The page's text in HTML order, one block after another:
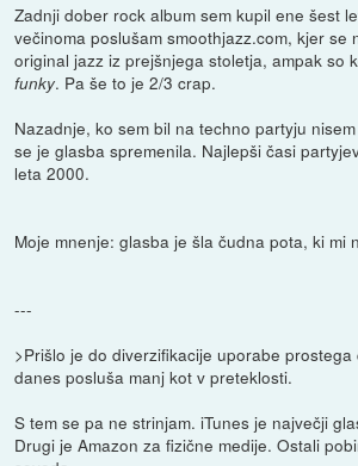
Zadnji dober rock album sem kupil ene šest
večinoma poslušam smoothjazz.com, kjer se
original jazz iz prejšnjega stoletja, ampak so
funky. Pa še to je 2/3 crap.
Nazadnje, ko sem bil na techno partyju
se je glasba spremenila. Najlepši časi
leta 2000.
Moje mnenje: glasba je šla čudna pota, ki mi
---
>Prišlo je do diverzifikacije uporabe
danes posluša manj kot v preteklosti.
S tem se pa ne strinjam. iTunes je največji
Drugi je Amazon za fizične medije. Ostali